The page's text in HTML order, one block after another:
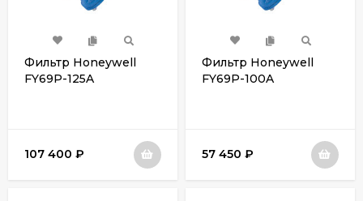
Фильтр Honeywell
FY69P-125A
107 400 ₽
Фильтр Honeywell
FY69P-100A
57 450 ₽